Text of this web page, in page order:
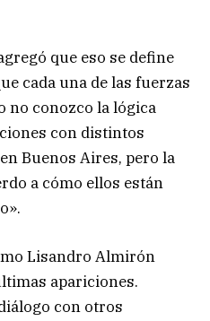
que eso se define
cada una de las fuerzas
no conozco la lógica
con distintos
Buenos Aires, pero la
a cómo ellos están
Lisandro Almirón
apariciones.
con otros